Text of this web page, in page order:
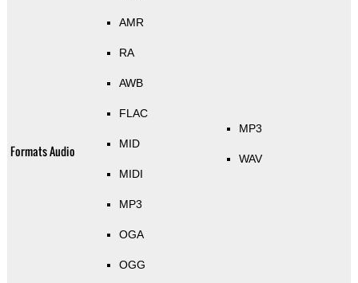
Formats Audio
AMR
RA
AWB
FLAC
MID
MIDI
MP3
OGA
OGG
MP3
WAV